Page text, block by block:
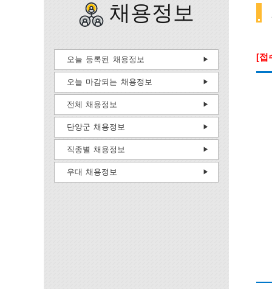
[접
채용정보
오늘 등록된 채용정보
오늘 마감되는 채용정보
전체 채용정보
단양군 채용정보
직종별 채용정보
우대 채용정보